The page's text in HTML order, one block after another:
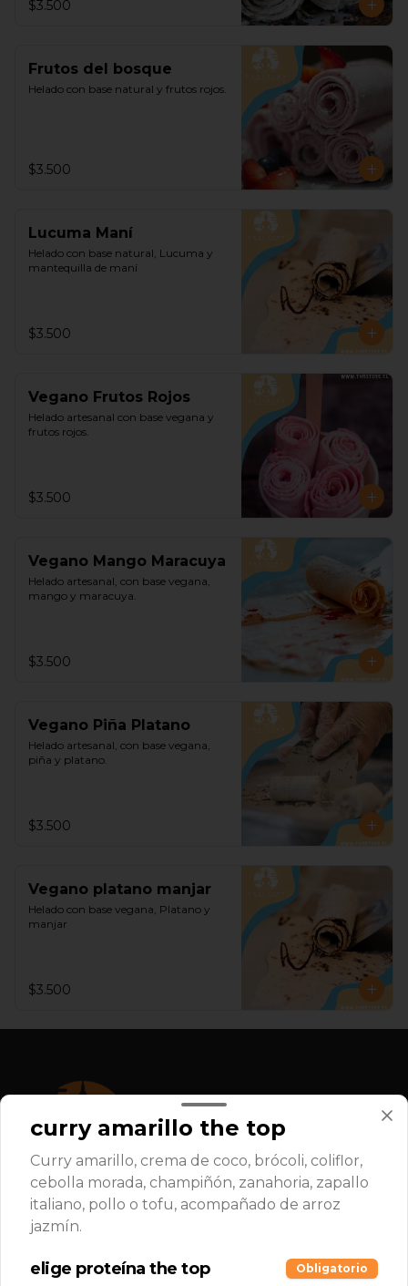
$3.500
Frutos del bosque
Helado con base natural y frutos rojos.
$3.500
Lucuma Maní
Helado con base natural, Lucuma y
mantequilla de maní
$3.500
Vegano Frutos Rojos
Helado artesanal con base vegana y
frutos rojos.
$3.500
Vegano Mango Maracuya
Helado artesanal, con base vegana,
mango y maracuya.
$3.500
Vegano Piña Platano
Helado artesanal, con base vegana,
piña y platano.
$3.500
Vegano platano manjar
Helado con base vegana, Platano y
manjar
$3.500
Conócenos
Mariano Sanchez Fontecilla 11688, Peñalolen.
curry amarillo the top
Curry amarillo, crema de coco, brócoli, coliflor,
cebolla morada, champiñón, zanahoria, zapallo
italiano, pollo o tofu, acompañado de arroz
jazmín.
elige proteína the top Obligatorio